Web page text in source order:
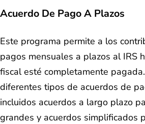
Acuerdo De Pago A Plazos
Este programa permite a los
pagos mensuales a plazos al IRS
fiscal esté completamente
diferentes tipos de acuerdos de
incluidos acuerdos a largo plazo
grandes y acuerdos simplificados